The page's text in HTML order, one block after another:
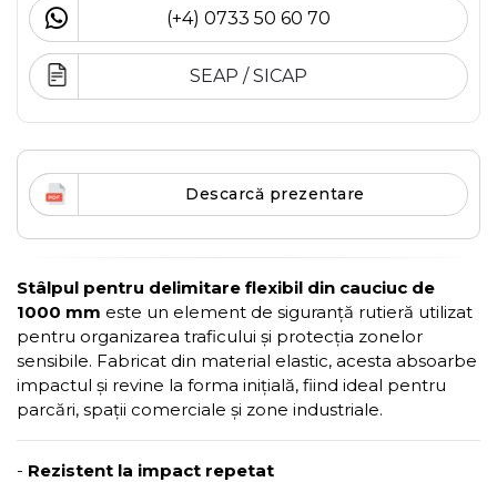
(+4) 0733 50 60 70
SEAP / SICAP
Descarcă prezentare
Stâlpul pentru delimitare flexibil din cauciuc de
1000 mm este un element de siguranță rutieră utilizat
pentru organizarea traficului și protecția zonelor
sensibile. Fabricat din material elastic, acesta absoarbe
impactul și revine la forma inițială, fiind ideal pentru
parcări, spații comerciale și zone industriale.
- Rezistent la impact repetat